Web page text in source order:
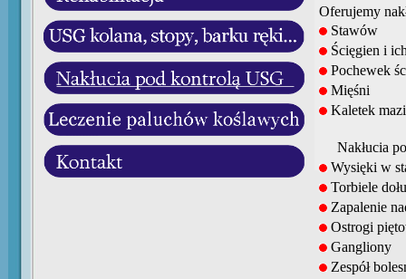
Oferujemy
Stawów
Ścięgien i
Pochewek
Mięśni
Kaletek
Nakłucia
Wysięki w
Torbiele
Zapalenie
Ostrogi
Gangliony
Zespół